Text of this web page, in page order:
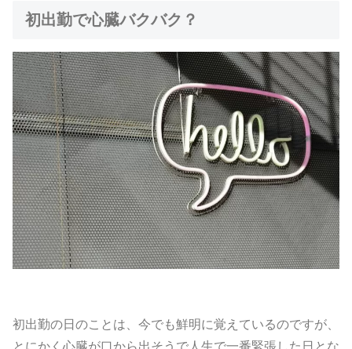
初出勤で心臓バクバク？
初出勤の日のことは、今でも鮮明に覚えているのですが、
とにかく心臓が口から出そうで人生で一番緊張した日とな